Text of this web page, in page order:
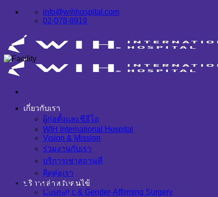
info@wihhospital.com
02-078-8919
เกี่ยวกับเรา
ผู้ก่อตั้งและซีอีโอ
WIH International Hospital
Vision & Mission
ร่วมงานกับเรา
บริการเช่าสถานที่
ติดต่อเรา
บริการสำหรับคนไข้
Cosmetic & Gender-Affirming Surgery
Facility